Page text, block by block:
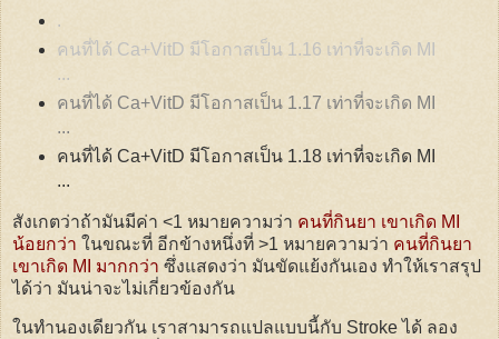
.
คนที่ได้ Ca+VitD มีโอกาสเป็น 1.16 เท่าที่จะเกิด MI
...
คนที่ได้ Ca+VitD มีโอกาสเป็น 1.17 เท่าที่จะเกิด MI
...
คนที่ได้ Ca+VitD มีโอกาสเป็น 1.18 เท่าที่จะเกิด MI
...
สังเกตว่าถ้ามันมีค่า <1 หมายความว่า คนที่กินยา เขาเกิด MI
น้อยกว่า ในขณะที่ อีกข้างหนึ่งที่ >1 หมายความว่า คนที่กินยา
เขาเกิด MI มากกว่า ซึ่งแสดงว่า มันขัดแย้งกันเอง ทำให้เราสรุป
ได้ว่า มันน่าจะไม่เกี่ยวข้องกัน
ในทำนองเดียวกัน เราสามารถแปลแบบนี้กับ Stroke ได้ ลอง